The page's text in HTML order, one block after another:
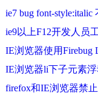
ie7 bug font-
ie9以上F12开发人员
IE浏览器使用Firebug
IE浏览器li下子元素
firefox和IE浏览器禁